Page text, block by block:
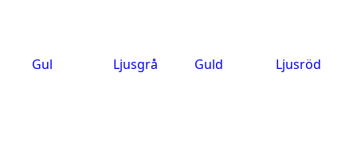
Gul Ljusgrå Guld Ljusröd